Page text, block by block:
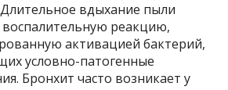
Длительное вдыхание пыли
реакцию,
активацией бактерий,
условно-патогенные
Бронхит часто возникает у